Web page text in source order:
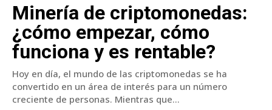
Minería de criptomonedas:
¿cómo empezar, cómo
funciona y es rentable?
Hoy en día, el mundo de las criptomonedas se ha
convertido en un área de interés para un número
creciente de personas. Mientras que...